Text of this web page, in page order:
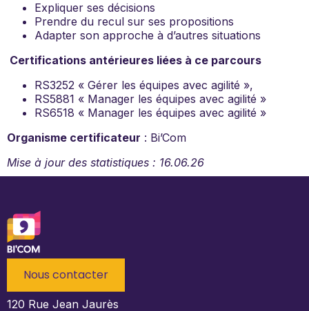
Expliquer ses décisions
Prendre du recul sur ses propositions
Adapter son approche à d’autres situations
Certifications antérieures liées à ce parcours
RS3252 « Gérer les équipes avec agilité »,
RS5881 « Manager les équipes avec agilité »
RS6518 « Manager les équipes avec agilité »
Organisme certificateur : Bi’Com
Mise à jour des statistiques : 16.06.26
Nous contacter
120 Rue Jean Jaurès